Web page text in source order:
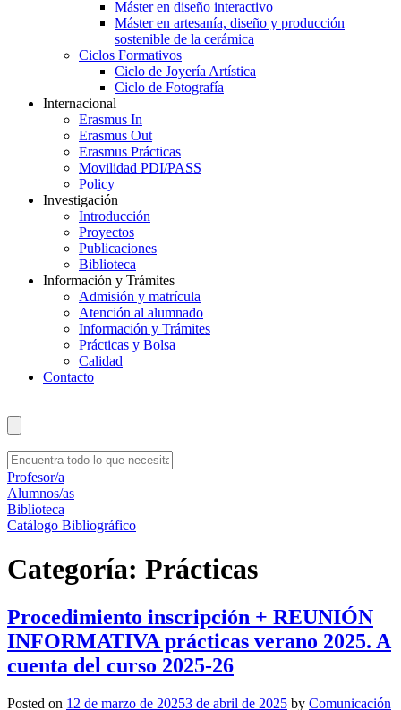
Máster en diseño interactivo
Máster en artesanía, diseño y producción
sostenible de la cerámica
Ciclos Formativos
Ciclo de Joyería Artística
Ciclo de Fotografía
Internacional
Erasmus In
Erasmus Out
Erasmus Prácticas
Movilidad PDI/PASS
Policy
Investigación
Introducción
Proyectos
Publicaciones
Biblioteca
Información y Trámites
Admisión y matrícula
Atención al alumnado
Información y Trámites
Prácticas y Bolsa
Calidad
Contacto
Profesor/a
Alumnos/as
Biblioteca
Catálogo Bibliográfico
Categoría: Prácticas
Procedimiento inscripción + REUNIÓN
INFORMATIVA prácticas verano 2025. A
cuenta del curso 2025-26
Posted on 12 de marzo de 20253 de abril de 2025 by Comunicación